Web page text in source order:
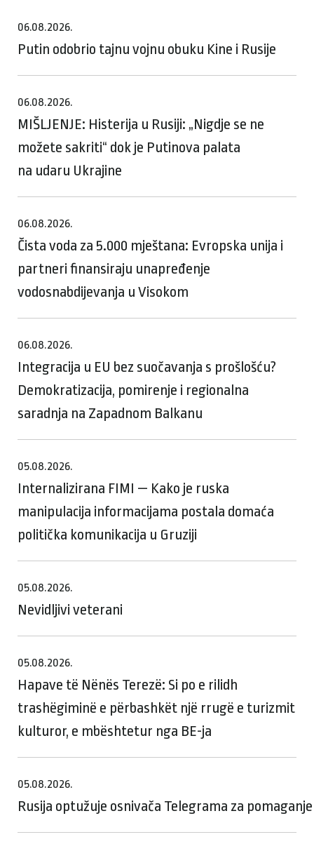
06.08.2026.
Putin odobrio tajnu vojnu obuku Kine i Rusije
06.08.2026.
MIŠLJENJE: Histerija u Rusiji: „Nigdje se ne
možete sakriti“ dok je Putinova palata
na udaru Ukrajine
06.08.2026.
Čista voda za 5.000 mještana: Evropska unija i
partneri finansiraju unapređenje
vodosnabdijevanja u Visokom
06.08.2026.
Integracija u EU bez suočavanja s prošlošću?
Demokratizacija, pomirenje i regionalna
saradnja na Zapadnom Balkanu
05.08.2026.
Internalizirana FIMI — Kako je ruska
manipulacija informacijama postala domaća
politička komunikacija u Gruziji
05.08.2026.
Nevidljivi veterani
05.08.2026.
Hapave të Nënës Terezë: Si po e rilidh
trashëgiminë e përbashkët një rrugë e turizmit
kulturor, e mbështetur nga BE-ja
05.08.2026.
Rusija optužuje osnivača Telegrama za